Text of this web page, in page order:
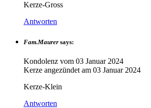
Kerze-Gross
Antworten
Fam.Maurer says:
Kondolenz vom 03 Januar 2024
Kerze angezündet am 03 Januar 2024
Kerze-Klein
Antworten